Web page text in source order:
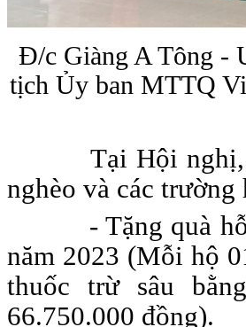
Đ/c Giàng A Tông -
tịch Ủy ban MTTQ
Tại Hội
nghèo và các
- Tặng quà
năm 2023 (Mỗi hộ
thuốc trừ sâu
66.750.000 đồng).